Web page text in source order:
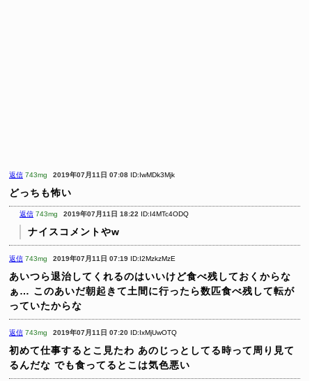
返信 743mg 2019年07月11日 07:08 ID:IwMDk3Mjk
どっちも怖い
返信 743mg 2019年07月11日 18:22 ID:I4MTc4ODQ
ナイスコメントやw
返信 743mg 2019年07月11日 07:19 ID:I2MzkzMzE
あいつら退治してくれるのはいいけど食べ残しておくからな
ぁ… このあいだ朝起きて土間に行ったら数匹食べ残して転が
っていたからな
返信 743mg 2019年07月11日 07:20 ID:IxMjUwOTQ
初めて仕事するとこ見たわ あのじっとしてる時って周り見て
るんだな でも食ってるとこは気色悪い